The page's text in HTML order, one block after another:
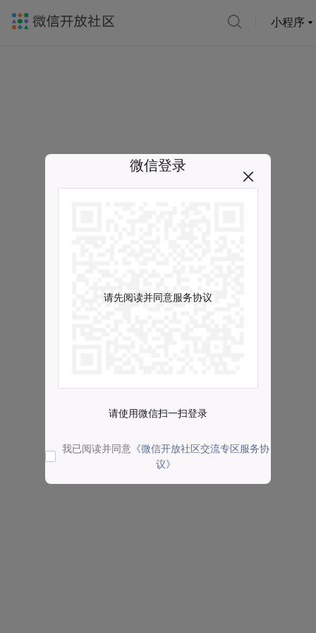
小程序
微信登录
请先阅读并同意服务协议
请使用微信扫一扫登录
我已阅读并同意 《微信开放社区交流专区服务协
议》